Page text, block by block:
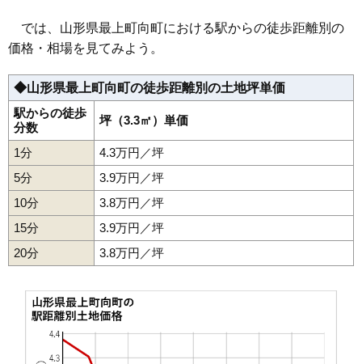
では、山形県最上町向町における駅からの徒歩距離別の
価格・相場を見てみよう。
◆山形県最上町向町の徒歩距離別の土地坪単価
駅からの徒歩
分数
坪（3.3㎡）単価
1分
4.3万円／坪
5分
3.9万円／坪
10分
3.8万円／坪
15分
3.9万円／坪
20分
3.8万円／坪